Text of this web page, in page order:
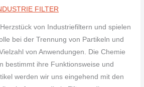
FILTER
von Industriefiltern und spielen
bei der Trennung von Partikeln und
von Anwendungen. Die Chemie
bestimmt ihre Funktionsweise und
werden wir uns eingehend mit den